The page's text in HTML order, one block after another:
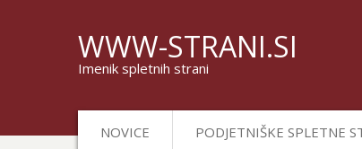
WWW-STRANI.SI
Imenik spletnih strani
NOVICE PODJETNIŠKE SPLETNE